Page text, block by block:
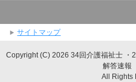
サイトマップ
Copyright (C) 2026 34回介護福祉士
解答速
All Rights